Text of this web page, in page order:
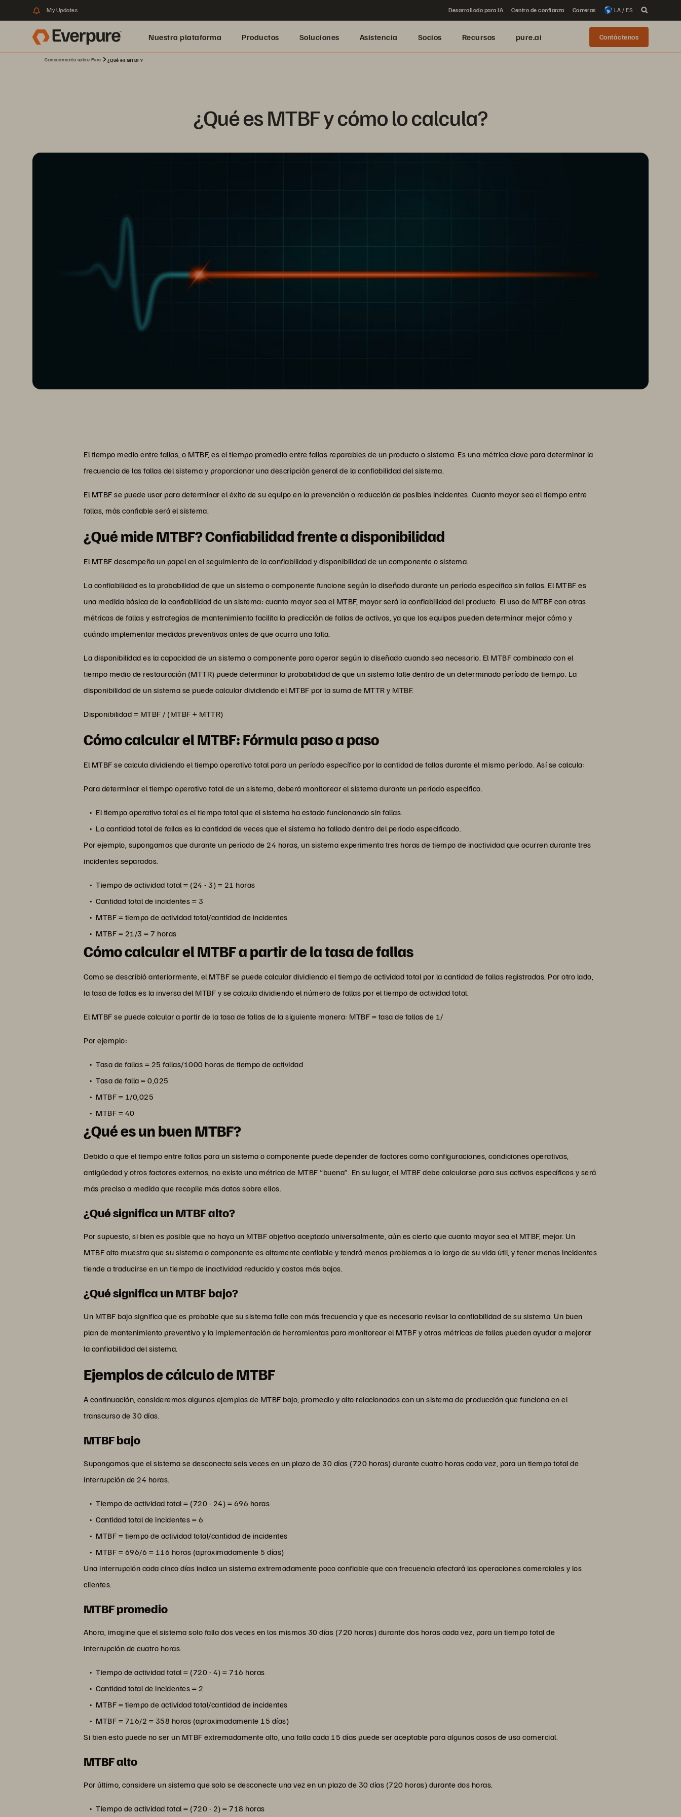
My Updates Desarrollado para IA Centro de confianza Carreras LA / ES
Nuestra plataforma Productos Soluciones Asistencia Socios Recursos pure.ai Contáctenos
Conocimiento sobre Pure ¿Qué es MTBF?
¿Qué es MTBF y cómo lo calcula?
El tiempo medio entre fallas, o MTBF, es el tiempo promedio entre fallas reparables de un producto o sistema. Es una métrica clave para determinar la
frecuencia de las fallas del sistema y proporcionar una descripción general de la confiabilidad del sistema.
El MTBF se puede usar para determinar el éxito de su equipo en la prevención o reducción de posibles incidentes. Cuanto mayor sea el tiempo entre
fallas, más confiable será el sistema.
¿Qué mide MTBF? Confiabilidad frente a disponibilidad
El MTBF desempeña un papel en el seguimiento de la confiabilidad y disponibilidad de un componente o sistema.
La confiabilidad es la probabilidad de que un sistema o componente funcione según lo diseñado durante un período específico sin fallas. El MTBF es
una medida básica de la confiabilidad de un sistema: cuanto mayor sea el MTBF, mayor será la confiabilidad del producto. El uso de MTBF con otras
métricas de fallas y estrategias de mantenimiento facilita la predicción de fallas de activos, ya que los equipos pueden determinar mejor cómo y
cuándo implementar medidas preventivas antes de que ocurra una falla.
La disponibilidad es la capacidad de un sistema o componente para operar según lo diseñado cuando sea necesario. El MTBF combinado con el
tiempo medio de restauración (MTTR) puede determinar la probabilidad de que un sistema falle dentro de un determinado período de tiempo. La
disponibilidad de un sistema se puede calcular dividiendo el MTBF por la suma de MTTR y MTBF.
Disponibilidad = MTBF / (MTBF + MTTR)
Cómo calcular el MTBF: Fórmula paso a paso
El MTBF se calcula dividiendo el tiempo operativo total para un período específico por la cantidad de fallas durante el mismo período. Así se calcula:
Para determinar el tiempo operativo total de un sistema, deberá monitorear el sistema durante un período específico.
El tiempo operativo total es el tiempo total que el sistema ha estado funcionando sin fallas.
La cantidad total de fallas es la cantidad de veces que el sistema ha fallado dentro del período especificado.
Por ejemplo, supongamos que durante un período de 24 horas, un sistema experimenta tres horas de tiempo de inactividad que ocurren durante tres
incidentes separados.
Tiempo de actividad total = (24 - 3) = 21 horas
Cantidad total de incidentes = 3
MTBF = tiempo de actividad total/cantidad de incidentes
MTBF = 21/3 = 7 horas
Cómo calcular el MTBF a partir de la tasa de fallas
Como se describió anteriormente, el MTBF se puede calcular dividiendo el tiempo de actividad total por la cantidad de fallas registradas. Por otro lado,
la tasa de fallas es la inversa del MTBF y se calcula dividiendo el número de fallas por el tiempo de actividad total.
El MTBF se puede calcular a partir de la tasa de fallas de la siguiente manera: MTBF = tasa de fallas de 1/
Por ejemplo:
Tasa de fallas = 25 fallas/1000 horas de tiempo de actividad
Tasa de falla = 0,025
MTBF = 1/0,025
MTBF = 40
¿Qué es un buen MTBF?
Debido a que el tiempo entre fallas para un sistema o componente puede depender de factores como configuraciones, condiciones operativas,
antigüedad y otros factores externos, no existe una métrica de MTBF “buena”. En su lugar, el MTBF debe calcularse para sus activos específicos y será
más preciso a medida que recopile más datos sobre ellos.
¿Qué significa un MTBF alto?
Por supuesto, si bien es posible que no haya un MTBF objetivo aceptado universalmente, aún es cierto que cuanto mayor sea el MTBF, mejor. Un
MTBF alto muestra que su sistema o componente es altamente confiable y tendrá menos problemas a lo largo de su vida útil, y tener menos incidentes
tiende a traducirse en un tiempo de inactividad reducido y costos más bajos.
¿Qué significa un MTBF bajo?
Un MTBF bajo significa que es probable que su sistema falle con más frecuencia y que es necesario revisar la confiabilidad de su sistema. Un buen
plan de mantenimiento preventivo y la implementación de herramientas para monitorear el MTBF y otras métricas de fallas pueden ayudar a mejorar
la confiabilidad del sistema.
Ejemplos de cálculo de MTBF
A continuación, consideremos algunos ejemplos de MTBF bajo, promedio y alto relacionados con un sistema de producción que funciona en el
transcurso de 30 días.
MTBF bajo
Supongamos que el sistema se desconecta seis veces en un plazo de 30 días (720 horas) durante cuatro horas cada vez, para un tiempo total de
interrupción de 24 horas.
Tiempo de actividad total = (720 - 24) = 696 horas
Cantidad total de incidentes = 6
MTBF = tiempo de actividad total/cantidad de incidentes
MTBF = 696/6 = 116 horas (aproximadamente 5 días)
Una interrupción cada cinco días indica un sistema extremadamente poco confiable que con frecuencia afectará las operaciones comerciales y los
clientes.
MTBF promedio
Ahora, imagine que el sistema solo falla dos veces en los mismos 30 días (720 horas) durante dos horas cada vez, para un tiempo total de
interrupción de cuatro horas.
Tiempo de actividad total = (720 - 4) = 716 horas
Cantidad total de incidentes = 2
MTBF = tiempo de actividad total/cantidad de incidentes
MTBF = 716/2 = 358 horas (aproximadamente 15 días)
Si bien esto puede no ser un MTBF extremadamente alto, una falla cada 15 días puede ser aceptable para algunos casos de uso comercial.
MTBF alto
Por último, considere un sistema que solo se desconecte una vez en un plazo de 30 días (720 horas) durante dos horas.
Tiempo de actividad total = (720 - 2) = 718 horas